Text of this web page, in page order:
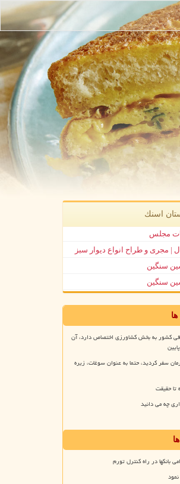
اسنك
مجلس
| مجری و طراح انواع دیوار سبز
سنگین
سنگین
ها
کشور به بخش کشاورزی اختصاص دارد، آن
سفر کردید، حتما به عنوان سوغات، زیره
تا حقیقت
چه می دانید
بانکها در راه کنترل تورم